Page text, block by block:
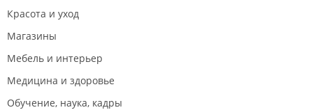
Красота и уход
Магазины
Мебель и интерьер
Медицина и здоровье
Обучение, наука, кадры